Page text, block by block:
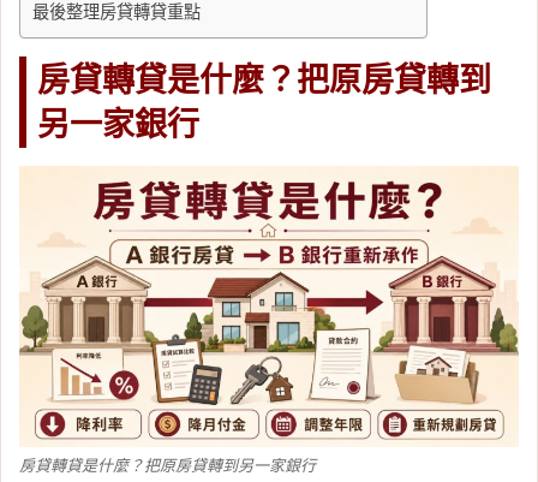
最後整理房貸轉貸重點
房貸轉貸是什麼？把原房貸轉到
另一家銀行
房貸轉貸是什麼？把原房貸轉到另一家銀行